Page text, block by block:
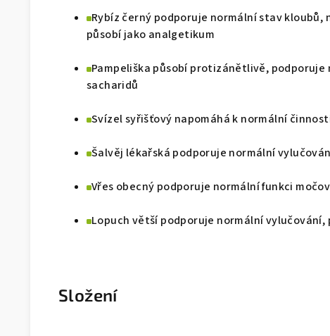
Rybíz černý podporuje normální stav
působí jako analgetikum
Pampeliška působí protizánětlivě,
sacharidů
Svízel syřišťový napomáhá k normální
Šalvěj lékařská podporuje normální
Vřes obecný podporuje normální funkci
Lopuch větší podporuje normální
Složení